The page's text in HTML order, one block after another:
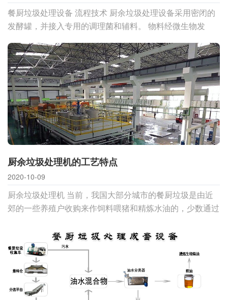
餐厨垃圾处理设备 流程技术 厨余垃圾处理设备采用密闭的
发酵罐，并接入专用的调理菌和辅料。 物料经微生物发
菌，除臭的过程
厨余垃圾处理机的工艺特点
2020-10-09
厨余垃圾处理机 当前，我国大部分城市的餐厨垃圾是由近
郊的一些养殖户收购来作饲料喂猪和精炼水油的，少数通过